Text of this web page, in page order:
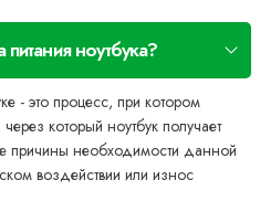
ноутбука?
- это процесс, при котором
который ноутбук получает
причины необходимости данной
воздействии или износ